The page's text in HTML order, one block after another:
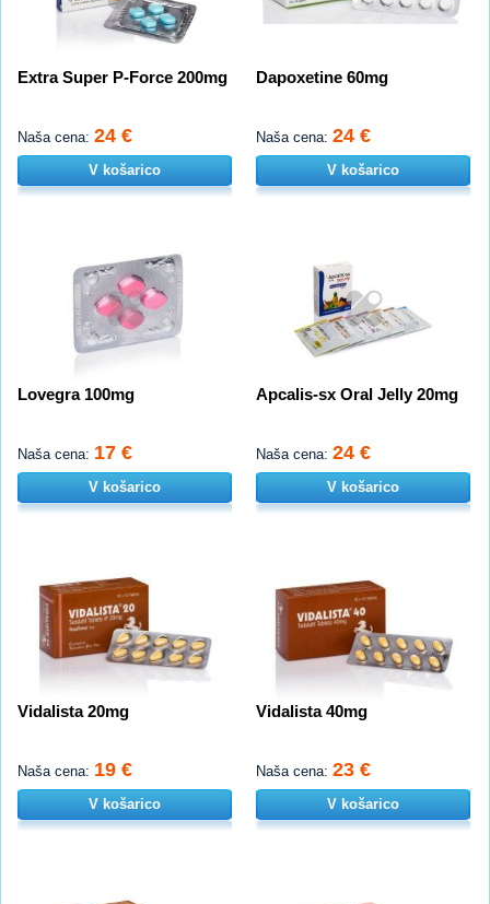
Extra Super P-Force 200mg
Naša cena: 24 €
V košarico
Dapoxetine 60mg
Naša cena: 24 €
V košarico
Lovegra 100mg
Naša cena: 17 €
V košarico
Apcalis-sx Oral Jelly 20mg
Naša cena: 24 €
V košarico
Vidalista 20mg
Naša cena: 19 €
V košarico
Vidalista 40mg
Naša cena: 23 €
V košarico